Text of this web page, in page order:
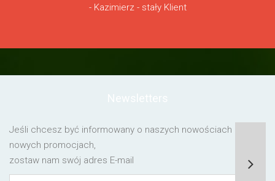
- Kazimierz - stały Klient
Jeśli chcesz być informowany o naszych nowościach lub o
nowych promocjach,
zostaw nam swój adres E-mail